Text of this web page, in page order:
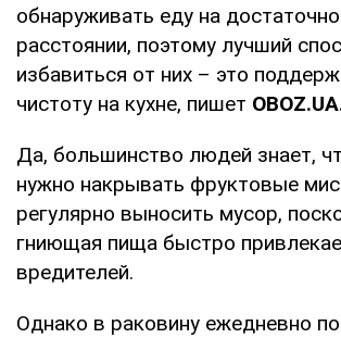
обнаруживать еду на
расстоянии, поэтому лучший
избавиться от них – это
чистоту на кухне, пишет OBOZ.UA
Да, большинство людей знает,
нужно накрывать фруктовые
регулярно выносить мусор,
гниющая пища быстро
вредителей.
Однако в раковину ежедневно